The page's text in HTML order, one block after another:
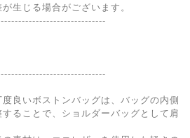
生じる場合がございます。
良いボストンバッグは、バッグの内側
ることで、ショルダーバッグとして肩